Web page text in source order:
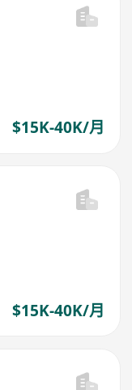
$15K-40K/月
$15K-40K/月